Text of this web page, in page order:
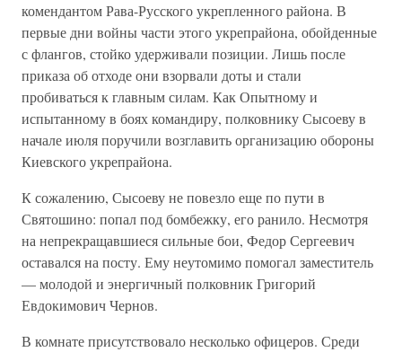
комендантом Рава-Русского укрепленного района. В
первые дни войны части этого укрепрайона, обойденные
с флангов, стойко удерживали позиции. Лишь после
приказа об отходе они взорвали доты и стали
пробиваться к главным силам. Как Опытному и
испытанному в боях командиру, полковнику Сысоеву в
начале июля поручили возглавить организацию обороны
Киевского укрепрайона.
К сожалению, Сысоеву не повезло еще по пути в
Святошино: попал под бомбежку, его ранило. Несмотря
на непрекращавшиеся сильные бои, Федор Сергеевич
оставался на посту. Ему неутомимо помогал заместитель
— молодой и энергичный полковник Григорий
Евдокимович Чернов.
В комнате присутствовало несколько офицеров. Среди